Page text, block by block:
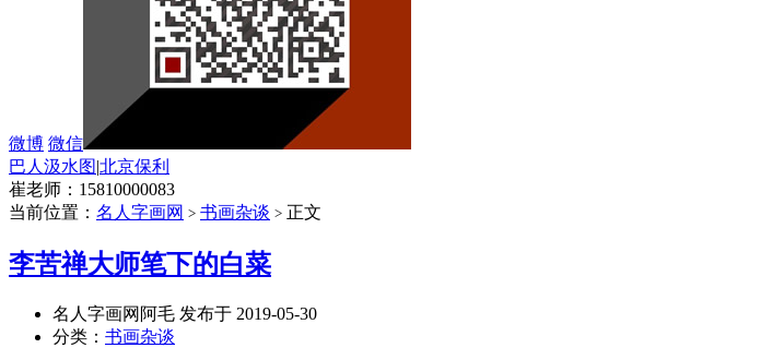
微博 微信
巴人汲水图|北京保利
崔老师：15810000083
当前位置： 名人字画网 > 书画杂谈 > 正文
李苦禅大师笔下的白菜
名人字画网阿毛 发布于 2019-05-30
分类： 书画杂谈